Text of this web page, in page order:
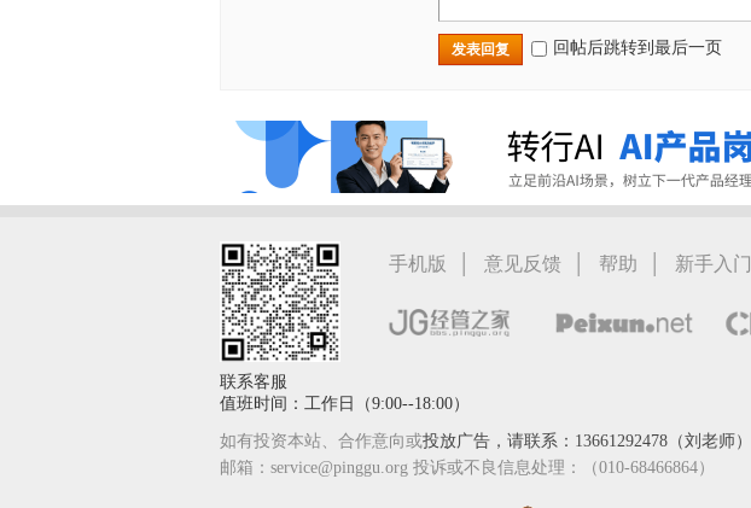
发表回复 回帖后跳转到最后一页
手机版 | 意见反馈 | 帮助 | 新手入门
联系客服
值班时间：工作日（9:00--18:00）
如有投资本站、合作意向或投放广告，请联系：13661292478（刘老师）
邮箱：service@pinggu.org 投诉或不良信息处理：（010-68466864）